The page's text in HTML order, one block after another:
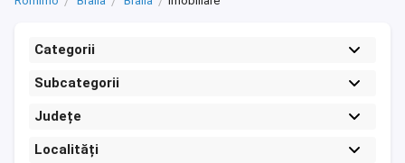
Categorii
Subcategorii
Județe
Localități